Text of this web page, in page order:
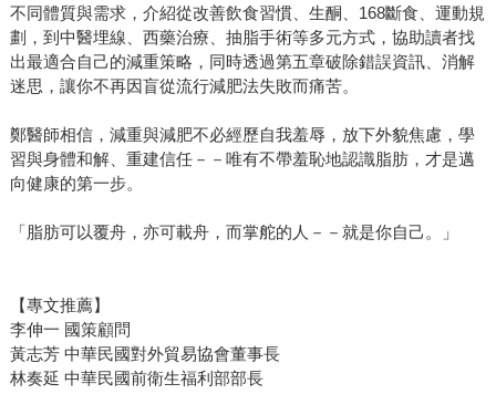
不同體質與需求，介紹從改善飲食習慣、生酮、168斷食、運動規
劃，到中醫埋線、西藥治療、抽脂手術等多元方式，協助讀者找
出最適合自己的減重策略，同時透過第五章破除錯誤資訊、消解
迷思，讓你不再因盲從流行減肥法失敗而痛苦。
鄭醫師相信，減重與減肥不必經歷自我羞辱，放下外貌焦慮，學
習與身體和解、重建信任－－唯有不帶羞恥地認識脂肪，才是邁
向健康的第一步。
「脂肪可以覆舟，亦可載舟，而掌舵的人－－就是你自己。」
【專文推薦】
李伸一 國策顧問
黃志芳 中華民國對外貿易協會董事長
林奏延 中華民國前衛生福利部部長